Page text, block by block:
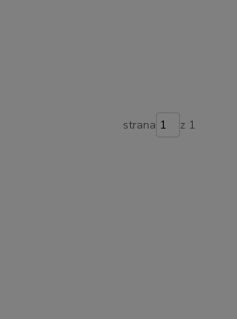
strana z 1